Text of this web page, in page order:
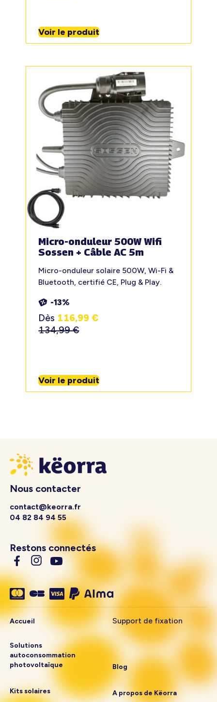
Voir le produit
Micro-onduleur 500W Wifi
Sossen + Câble AC 5m
Micro-onduleur solaire 500W, Wi-Fi &
Bluetooth, certifié CE, Plug & Play.
-13%
Dès 116,99€
134,99€
Voir le produit
Nous contacter
contact@keorra.fr
04 82 84 94 55
Restons connectés
Accueil
Solutions
autoconsommation
photovoltaïque
Kits solaires
Support de fixation
Blog
A propos de Këorra